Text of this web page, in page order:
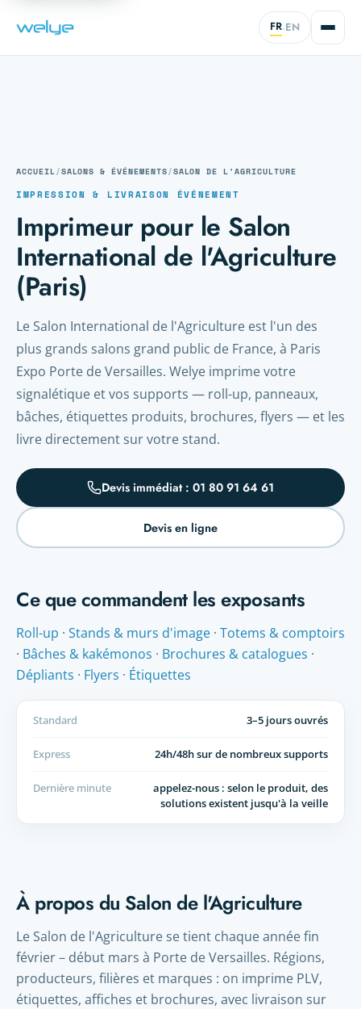
FR·EN
ACCUEIL/SALONS & ÉVÉNEMENTS/SALON DE L'AGRICULTURE
IMPRESSION & LIVRAISON ÉVÉNEMENT
Imprimeur pour le Salon
International de l'Agriculture
(Paris)
Le Salon International de l'Agriculture est l'un des
plus grands salons grand public de France, à Paris
Expo Porte de Versailles. Welye imprime votre
signalétique et vos supports — roll-up, panneaux,
bâches, étiquettes produits, brochures, flyers — et les
livre directement sur votre stand.
Devis immédiat : 01 80 91 64 61
Devis en ligne
Ce que commandent les exposants
Roll-up · Stands & murs d'image · Totems & comptoirs
· Bâches & kakémonos · Brochures & catalogues ·
Dépliants · Flyers · Étiquettes
Standard 3–5 jours ouvrés
Express 24h/48h sur de nombreux supports
Dernière minute
appelez-nous : selon le produit, des
solutions existent jusqu'à la veille
À propos du Salon de l'Agriculture
Le Salon de l'Agriculture se tient chaque année fin
février – début mars à Porte de Versailles. Régions,
producteurs, filières et marques : on imprime PLV,
étiquettes, affiches et brochures, avec livraison sur